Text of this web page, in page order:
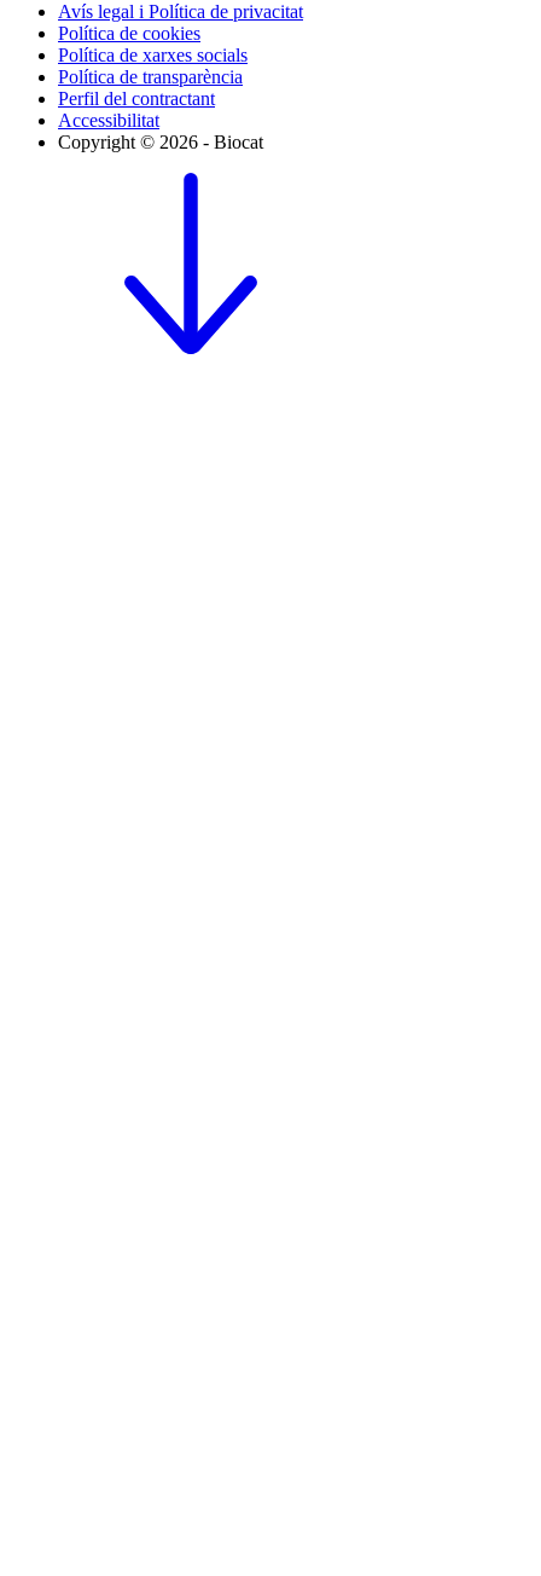
Avís legal i Política de privacitat
Política de cookies
Política de xarxes socials
Política de transparència
Perfil del contractant
Accessibilitat
Copyright © 2026 - Biocat